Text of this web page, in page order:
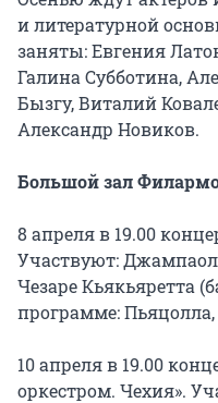
и литературной
заняты: Евгения
Галина Субботина,
Бызгу, Виталий
Александр Новиков.
Большой зал
8 апреля в 19.00
Участвуют:
Чезаре Кьякьяретта
программе:
10 апреля в 19.00
оркестром. Чехия».